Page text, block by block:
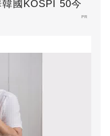
國KOSPI 50今
PR